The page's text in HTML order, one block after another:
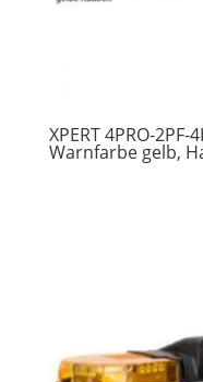
XPERT 4PRO-2PF-
Warnfarbe gelb,